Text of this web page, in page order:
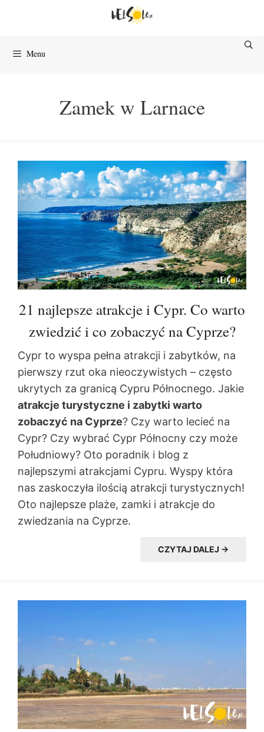
Menu
Zamek w Larnace
21 najlepsze atrakcje i Cypr. Co warto
zwiedzić i co zobaczyć na Cyprze?
Cypr to wyspa pełna atrakcji i zabytków, na
pierwszy rzut oka nieoczywistych – często
ukrytych za granicą Cypru Północnego. Jakie
atrakcje turystyczne i zabytki warto
zobaczyć na Cyprze? Czy warto lecieć na
Cypr? Czy wybrać Cypr Północny czy może
Południowy? Oto poradnik i blog z
najlepszymi atrakcjami Cypru. Wyspy która
nas zaskoczyła ilością atrakcji turystycznych!
Oto najlepsze plaże, zamki i atrakcje do
zwiedzania na Cyprze.
CZYTAJ DALEJ →